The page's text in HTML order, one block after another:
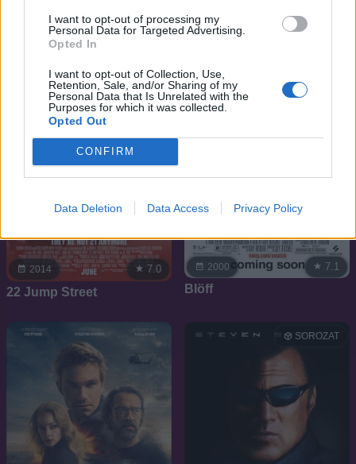
I want to opt-out of processing my
Personal Data for Targeted Advertising.
Opted In
I want to opt-out of Collection, Use,
Retention, Sale, and/or Sharing of my
Personal Data that Is Unrelated with the
Purposes for which it was collected.
Opted Out
CONFIRM
Data Deletion Data Access Privacy Policy
2014 7.0
22 Jump Street
2000 7.1
Blöff
SOROZAT